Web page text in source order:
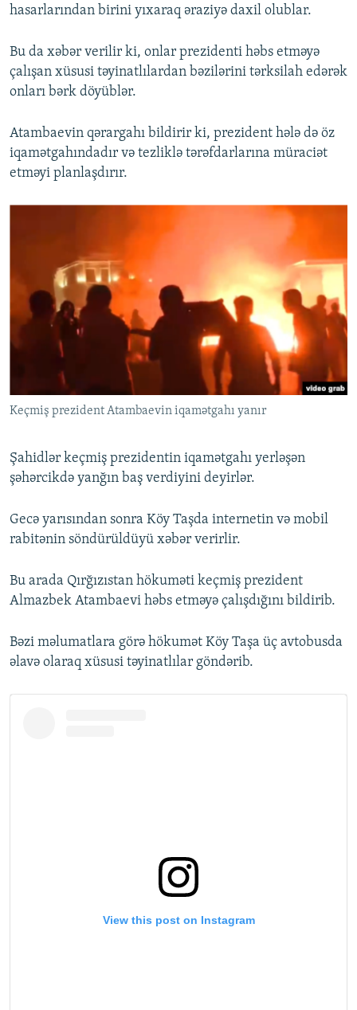
hasarlarından birini yıxaraq əraziyə daxil olublar.
Bu da xəbər verilir ki, onlar prezidenti həbs etməyə
çalışan xüsusi təyinatlılardan bəzilərini tərksilah edərək
onları bərk döyüblər.
Atambaevin qərargahı bildirir ki, prezident hələ də öz
iqamətgahındadır və tezliklə tərəfdarlarına müraciət
etməyi planlaşdırır.
Keçmiş prezident Atambaevin iqamətgahı yanır
Şahidlər keçmiş prezidentin iqamətgahı yerləşən
şəhərcikdə yanğın baş verdiyini deyirlər.
Gecə yarısından sonra Köy Taşda internetin və mobil
rabitənin söndürüldüyü xəbər verirlir.
Bu arada Qırğızıstan hökuməti keçmiş prezident
Almazbek Atambaevi həbs etməyə çalışdığını bildirib.
Bəzi məlumatlara görə hökumət Köy Taşa üç avtobusda
əlavə olaraq xüsusi təyinatlılar göndərib.